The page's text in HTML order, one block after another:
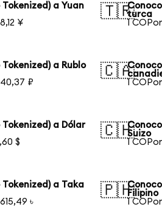
a Yuan
¥
🇹🇷turca
1
a Rublo
₽
🇨🇦
1
a Dólar
$
🇨🇭Suizo
1
a Taka
৳
🇵🇭Filipino
1